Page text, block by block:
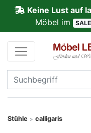
Keine Lust auf
Möbel im SALE
Stühle > calligaris
Anmelden
PREMIUM
Schnell